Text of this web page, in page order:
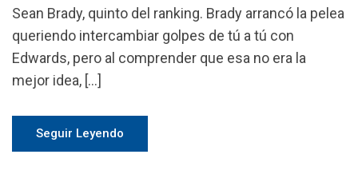
Sean Brady, quinto del ranking. Brady arrancó la pelea
queriendo intercambiar golpes de tú a tú con
Edwards, pero al comprender que esa no era la
mejor idea, […]
Seguir Leyendo